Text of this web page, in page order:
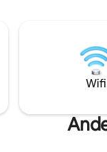
op
van
een
en tv
Wifi